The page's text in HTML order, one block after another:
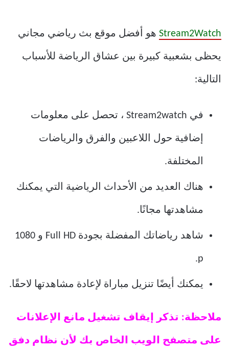
Stream2Watch هو أفضل موقع بث رياضي مجاني
يحظى بشعبية كبيرة بين عشاق الرياضة للأسباب
التالية:
في Stream2watch ، تحصل على معلومات
إضافية حول اللاعبين والفرق والرياضات
المختلفة.
هناك العديد من الأحداث الرياضية التي يمكنك
مشاهدتها مجانًا.
شاهد رياضاتك المفضلة بجودة Full HD و 1080
p.
يمكنك أيضًا تنزيل مباراة لإعادة مشاهدتها لاحقًا.
ملاحظة: تذكر إيقاف تشغيل مانع الإعلانات
على متصفح الويب الخاص بك لأن نظام دفق